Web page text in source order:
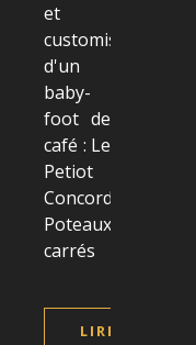
et
customisation
d'un
baby-
foot de
café : Le
Petiot
Concorde
Poteaux
carrés
LIRE